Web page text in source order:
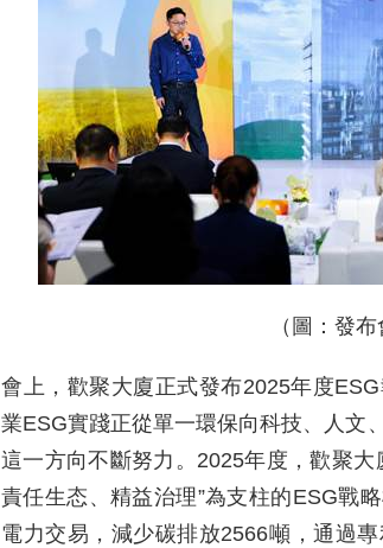
（圖：發布
會上，歡聚大廈正式發布2025年度
業ESG實踐正從單一環保向科技、人文
這一方向不斷努力。2025年度，歡聚大
責任生态、精益治理”為支柱的ESG戰
電力交易，減少碳排放2566噸，通過